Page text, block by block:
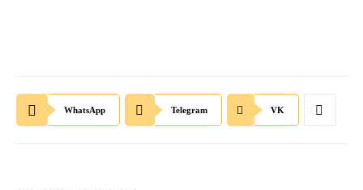
WhatsApp Telegram VK